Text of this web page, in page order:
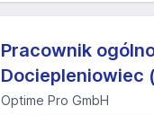
Pracownik
Dociepleniowiec
Optime Pro GmbH